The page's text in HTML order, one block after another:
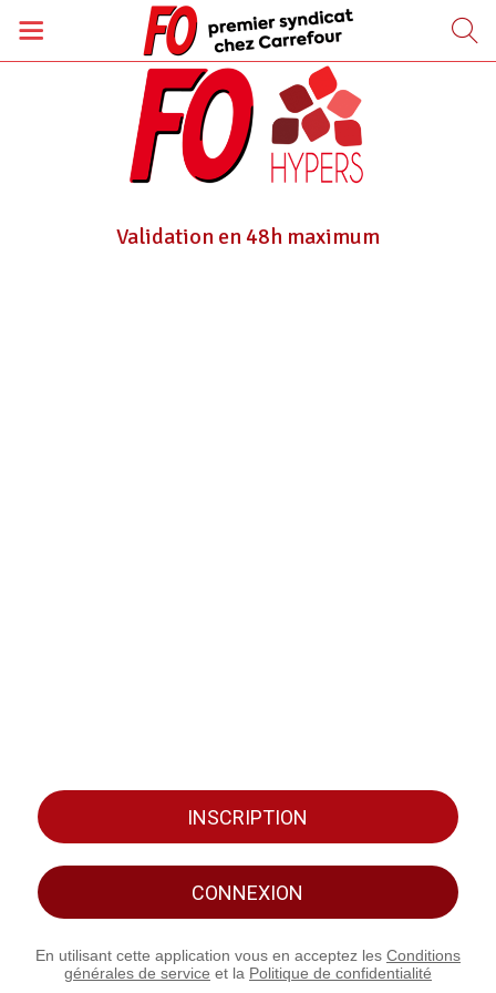
Validation en 48h maximum
INSCRIPTION
CONNEXION
En utilisant cette application vous en acceptez les Conditions
générales de service et la Politique de confidentialité